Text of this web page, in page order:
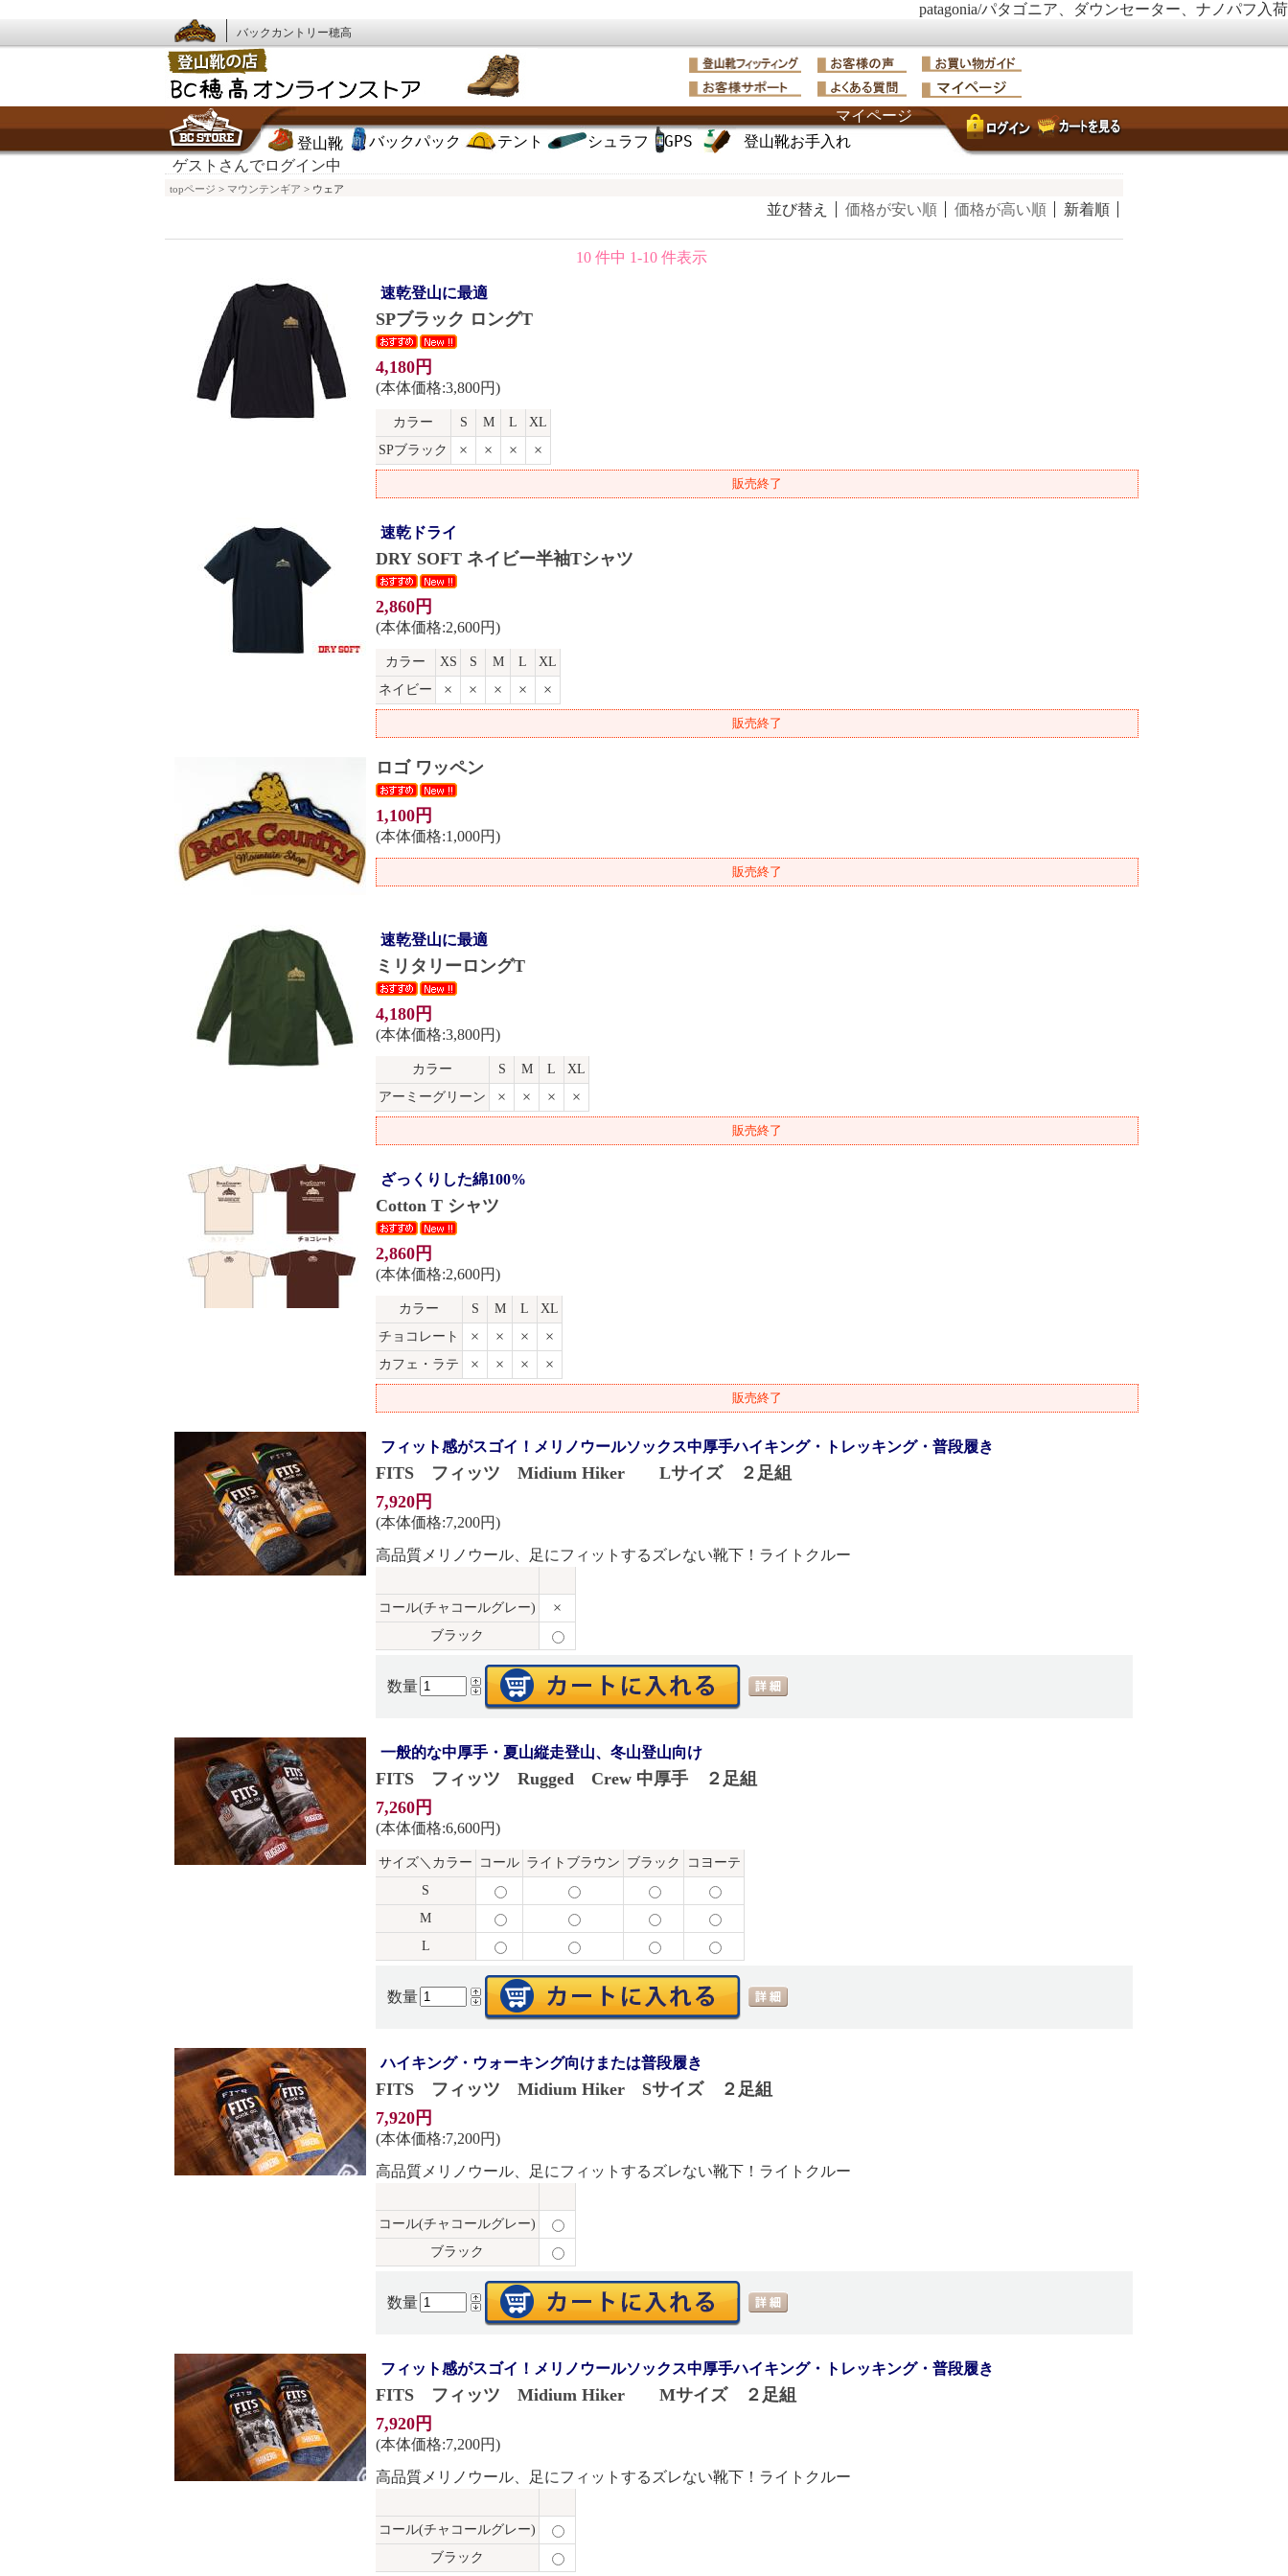
patagonia/パタゴニア、ダウンセーター、ナノパフ入荷
バックカントリー穂高
マイページ
登山靴
バックパック テント シュラフ GPS 登山靴お手入れ
ゲストさんでログイン中
topページ > マウンテンギア > ウェア
並び替え 価格が安い順 価格が高い順 新着順
10 件中 1-10 件表示
速乾登山に最適
SPブラック ロングT
4,180円
(本体価格:3,800円)
カラー S M L
XL
SPブラック
× × × ×
販売終了
速乾ドライ
DRY SOFT ネイビー半袖Tシャツ
2,860円
(本体価格:2,600円)
カラー XS S M L
XL
ネイビー
× × × × ×
販売終了
ロゴ ワッペン
1,100円
(本体価格:1,000円)
販売終了
速乾登山に最適
ミリタリーロングT
4,180円
(本体価格:3,800円)
カラー S M L
XL
アーミーグリーン
× × × ×
販売終了
ざっくりした綿100%
Cotton T シャツ
2,860円
(本体価格:2,600円)
カラー S M L
XL
チョコレート
× × × ×
カフェ・ラテ × × × ×
販売終了
フィット感がスゴイ！メリノウールソックス中厚手ハイキング・トレッキング・普段履き
FITS フィッツ Midium Hiker Lサイズ ２足組
7,920円
(本体価格:7,200円)
高品質メリノウール、足にフィットするズレない靴下！ライトクルー
コール(チャコールグレー) ×
ブラック
数量
一般的な中厚手・夏山縦走登山、冬山登山向け
FITS フィッツ Rugged Crew 中厚手 ２足組
7,260円
(本体価格:6,600円)
サイズ＼カラー コール ライトブラウン ブラック
コヨーテ
S
M
L
数量
ハイキング・ウォーキング向けまたは普段履き
FITS フィッツ Midium Hiker Sサイズ ２足組
7,920円
(本体価格:7,200円)
高品質メリノウール、足にフィットするズレない靴下！ライトクルー
コール(チャコールグレー)
ブラック
数量
フィット感がスゴイ！メリノウールソックス中厚手ハイキング・トレッキング・普段履き
FITS フィッツ Midium Hiker Mサイズ ２足組
7,920円
(本体価格:7,200円)
高品質メリノウール、足にフィットするズレない靴下！ライトクルー
コール(チャコールグレー)
ブラック